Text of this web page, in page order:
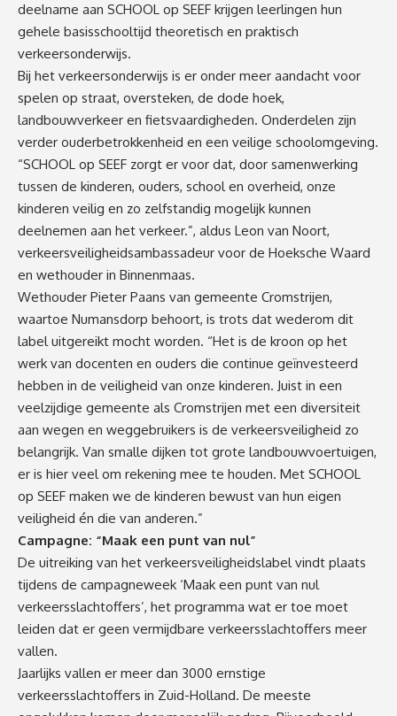
deelname aan SCHOOL op SEEF krijgen leerlingen hun
gehele basisschooltijd theoretisch en praktisch
verkeersonderwijs.
Bij het verkeersonderwijs is er onder meer aandacht voor
spelen op straat, oversteken, de dode hoek,
landbouwverkeer en fietsvaardigheden. Onderdelen zijn
verder ouderbetrokkenheid en een veilige schoolomgeving.
“SCHOOL op SEEF zorgt er voor dat, door samenwerking
tussen de kinderen, ouders, school en overheid, onze
kinderen veilig en zo zelfstandig mogelijk kunnen
deelnemen aan het verkeer.”, aldus Leon van Noort,
verkeersveiligheidsambassadeur voor de Hoeksche Waard
en wethouder in Binnenmaas.
Wethouder Pieter Paans van gemeente Cromstrijen,
waartoe Numansdorp behoort, is trots dat wederom dit
label uitgereikt mocht worden. “Het is de kroon op het
werk van docenten en ouders die continue geïnvesteerd
hebben in de veiligheid van onze kinderen. Juist in een
veelzijdige gemeente als Cromstrijen met een diversiteit
aan wegen en weggebruikers is de verkeersveiligheid zo
belangrijk. Van smalle dijken tot grote landbouwvoertuigen,
er is hier veel om rekening mee te houden. Met SCHOOL
op SEEF maken we de kinderen bewust van hun eigen
veiligheid én die van anderen.”
Campagne: “Maak een punt van nul”
De uitreiking van het verkeersveiligheidslabel vindt plaats
tijdens de campagneweek ‘Maak een punt van nul
verkeersslachtoffers’, het programma wat er toe moet
leiden dat er geen vermijdbare verkeersslachtoffers meer
vallen.
Jaarlijks vallen er meer dan 3000 ernstige
verkeersslachtoffers in Zuid-Holland. De meeste